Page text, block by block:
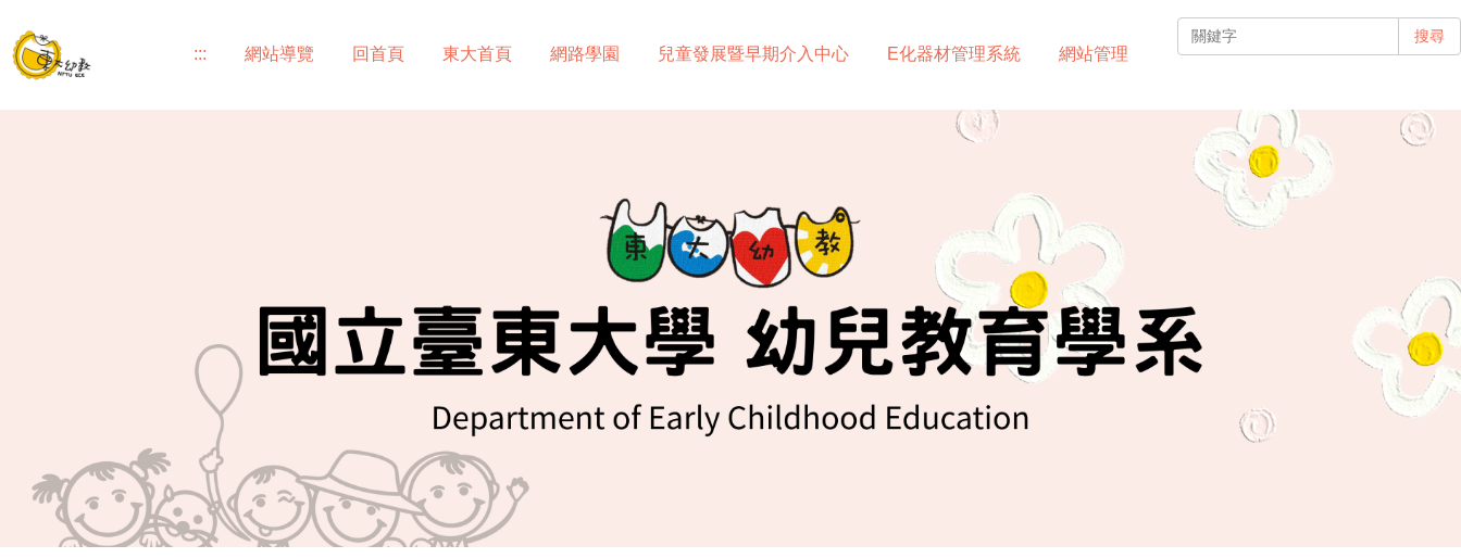
到
主
搜尋
::: 網站導覽 回首頁 東大首頁 網路學園 兒童發展暨早期介入中心 E化器材管理系統 網站管理